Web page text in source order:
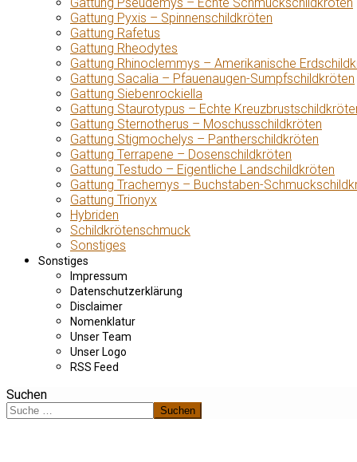
Gattung Pyxis – Spinnenschildkröten
Gattung Rafetus
Gattung Rheodytes
Gattung Rhinoclemmys – Amerikanische
Gattung Sacalia – Pfauenaugen-Sumpfschildkröten
Gattung Siebenrockiella
Gattung Staurotypus – Echte
Gattung Sternotherus – Moschusschildkröten
Gattung Stigmochelys – Pantherschildkröten
Gattung Terrapene – Dosenschildkröten
Gattung Testudo – Eigentliche Landschildkröten
Gattung Trachemys – Buchstaben-
Gattung Trionyx
Hybriden
Schildkrötenschmuck
Sonstiges
Sonstiges
Impressum
Datenschutzerklärung
Disclaimer
Nomenklatur
Unser Team
Unser Logo
RSS Feed
Suchen
Suchen